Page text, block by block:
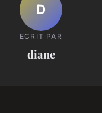
D
ECRIT PAR
diane